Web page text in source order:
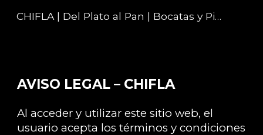
Skip to main content Skip to navigation
CHIFLA | Del Plato al Pan | Bocatas y Pizzas en Murcia
AVISO LEGAL – CHIFLA
Al acceder y utilizar este sitio web, el
usuario acepta los términos y condiciones